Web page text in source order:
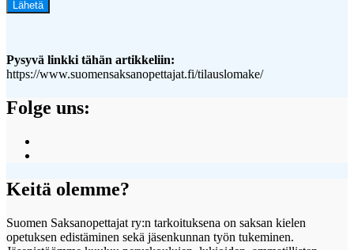
Pysyvä linkki tähän artikkeliin:
https://www.suomensaksanopettajat.fi/tilauslomake/
Folge uns:
Facebook
palvelussa
profiili
Instagram
Keitä olemme?
Suomen Saksanopettajat ry:n tarkoituksena on saksan kielen
opetuksen edistäminen sekä jäsenkunnan työn tukeminen.